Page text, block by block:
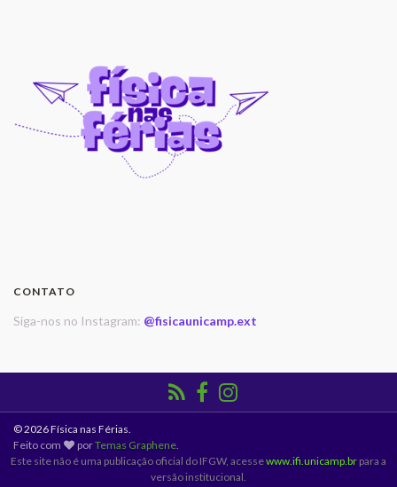
CONTATO
Siga-nos no Instagram: @fisicaunicamp.ext
© 2026 Física nas Férias.
Feito com
porTemas Graphene
Este site não é uma publicação oficial do IFGW, acessewww.ifi.unicamp.br para a
versão institucional.